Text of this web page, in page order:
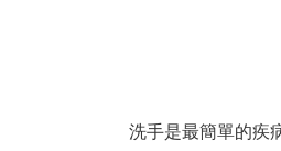
洗手是最簡單的疾